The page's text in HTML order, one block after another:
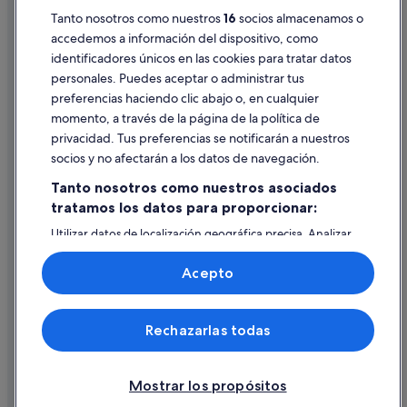
Hoteles de 3 estrellas en Vielha e Mijaran
Campings de caravanas en Vielha e Mijaran
Hoteles que aceptan mascotas en Vielha
Rafael hoteles en Vielha
Casas privadas de vacaciones en Vielha e Mijaran
Campings de caravanas en Vielha
Pautas sobre el contenido y cómo denunciar contenido
Ayuda
Cancelar un vuelo
Cancelar una reserva de hotel o de un alquiler vacacional
Utilizar un cupón de Expedia
Documentos para viajes internacionales
© 2026 Expedia, Inc., una empresa de Expedia Group. Todos los
derechos reservados. Expedia y el logotipo de Expedia son marcas
comerciales o marcas comerciales registradas de Expedia, Inc.
Tanto nosotros como nuestros16 socios almacenamos o
accedemos a información del dispositivo, como
identificadores únicos en las cookies para tratar datos
personales. Puedes aceptar o administrar tus
preferencias haciendo clic abajo o, en cualquier
momento, a través de la página de la política de
privacidad. Tus preferencias se notificarán a nuestros
socios y no afectarán a los datos de navegación.
Tanto nosotros como nuestros asociados
tratamos los datos para proporcionar:
Utilizar datos de localización geográfica precisa. Analizar
activamente las características del dispositivo para su
identificación. Almacenar la información en un dispositivo
y/o acceder a ella. Publicidad y contenido personalizados,
medición de publicidad y contenido, investigación de
audiencia y desarrollo de servicios.
Lista de asociados (proveedores)
Mostrar los propósitos
Rechazarlas todas
Acepto